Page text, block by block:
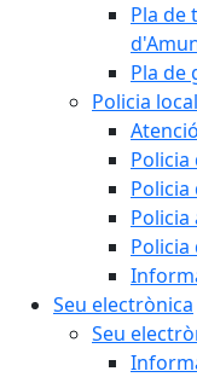
Pla de
Pla de
Policia local
Policia
Seu electrònica
Seu